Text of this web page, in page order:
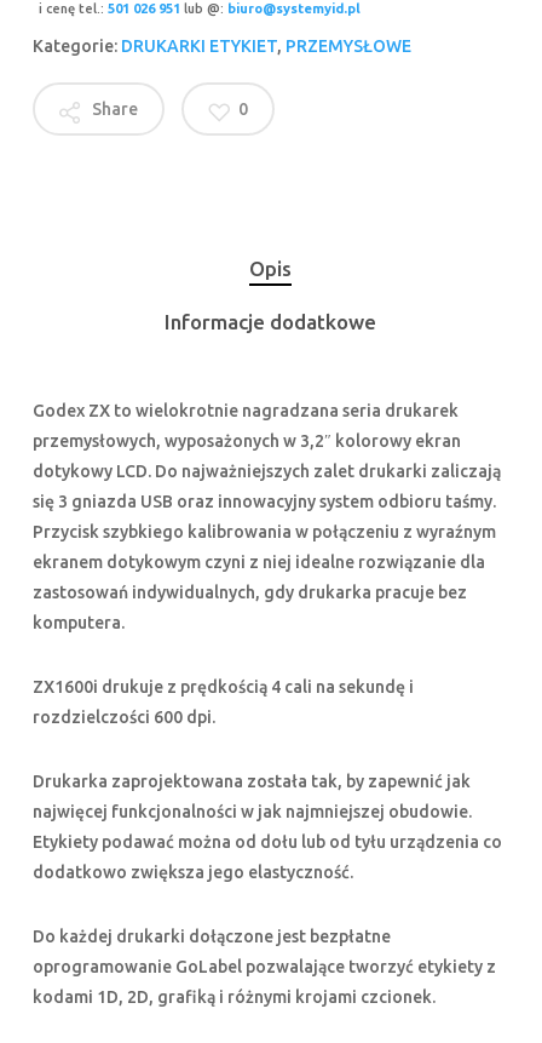
i cenę tel.: 501 026 951 lub @: biuro@systemyid.pl
Kategorie: DRUKARKI ETYKIET, PRZEMYSŁOWE
Share 0
Opis
Informacje dodatkowe
Godex ZX to wielokrotnie nagradzana seria drukarek
przemysłowych, wyposażonych w 3,2″ kolorowy ekran
dotykowy LCD. Do najważniejszych zalet drukarki zaliczają
się 3 gniazda USB oraz innowacyjny system odbioru taśmy.
Przycisk szybkiego kalibrowania w połączeniu z wyraźnym
ekranem dotykowym czyni z niej idealne rozwiązanie dla
zastosowań indywidualnych, gdy drukarka pracuje bez
komputera.
ZX1600i drukuje z prędkością 4 cali na sekundę i
rozdzielczości 600 dpi.
Drukarka zaprojektowana została tak, by zapewnić jak
najwięcej funkcjonalności w jak najmniejszej obudowie.
Etykiety podawać można od dołu lub od tyłu urządzenia co
dodatkowo zwiększa jego elastyczność.
Do każdej drukarki dołączone jest bezpłatne
oprogramowanie GoLabel pozwalające tworzyć etykiety z
kodami 1D, 2D, grafiką i różnymi krojami czcionek.